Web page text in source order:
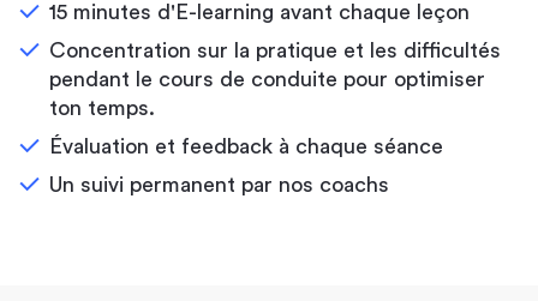
15 minutes d'E-learning avant chaque leçon
Concentration sur la pratique et les difficultés
pendant le cours de conduite pour optimiser
ton temps.
Évaluation et feedback à chaque séance
Un suivi permanent par nos coachs